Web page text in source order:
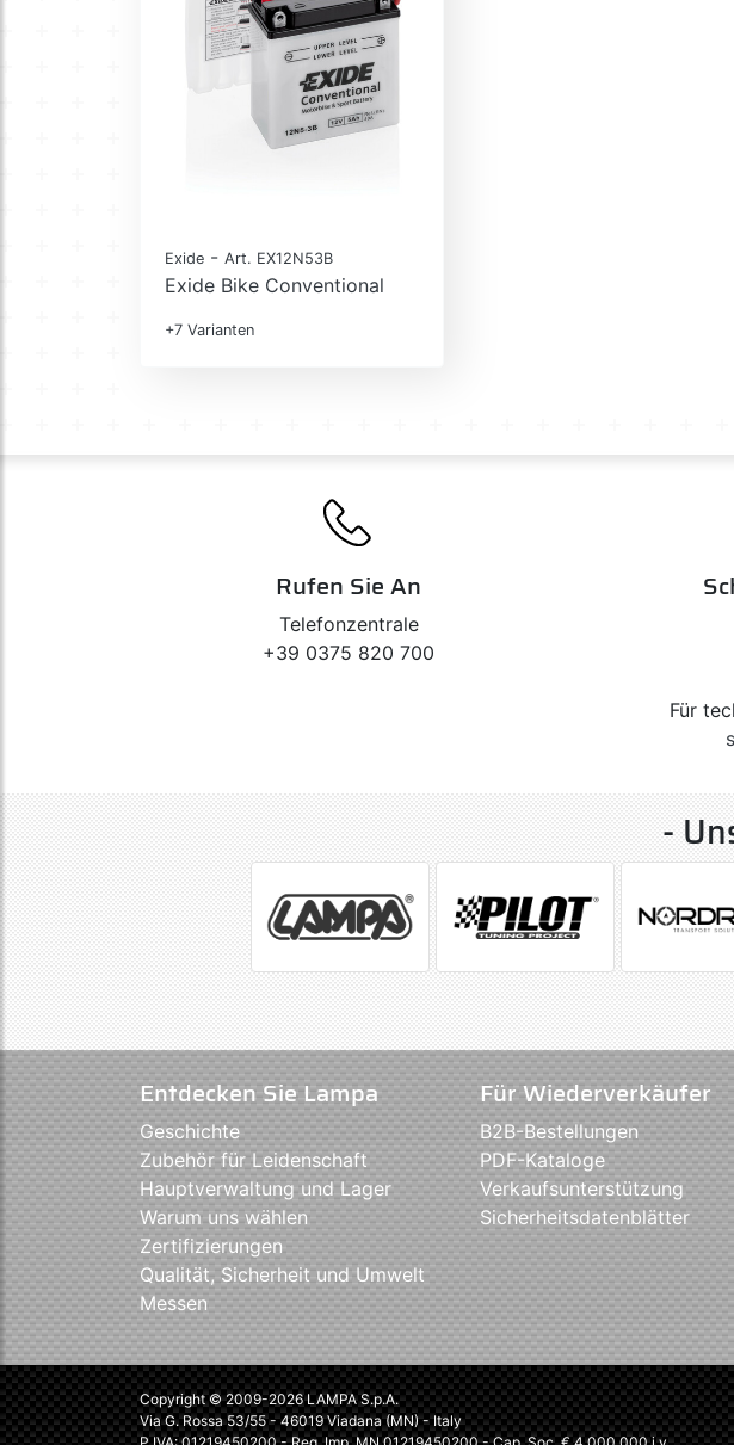
Exide - Art. EX12N53B
Exide Bike Conventional
+7 Varianten
Rufen Sie An
Telefonzentrale
+39 0375 820 700
Für
-
Entdecken Sie Lampa
Geschichte
Zubehör für Leidenschaft
Hauptverwaltung und Lager
Warum uns wählen
Zertifizierungen
Qualität, Sicherheit und Umwelt
Messen
Für Wiederverkäufer
B2B-Bestellungen
PDF-Kataloge
Verkaufsunterstützung
Sicherheitsdatenblätter
Copyright © 2009-2026 LAMPA S.p.A.
Via G. Rossa 53/55 - 46019 Viadana (MN) - Italy